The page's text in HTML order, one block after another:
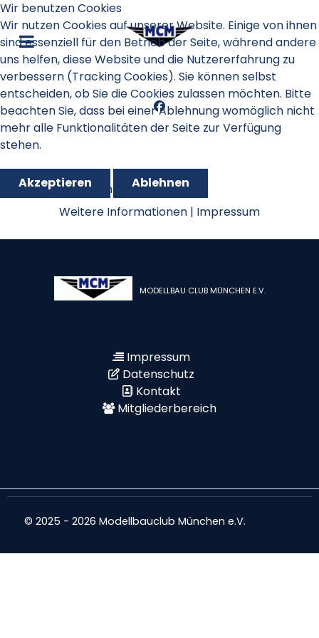
GPS Triangle 2023
MODELLBAU CLUB MÜNCHEN E.V.
Impressum
Datenschutz
Kontakt
Mitgliederbereich
© 2025 - 2026 Modellbauclub München e.V.
Wir benutzen Cookies
Wir nutzen Cookies auf unserer Website. Einige von ihnen
sind essenziell für den Betrieb der Seite, während andere
uns helfen, diese Website und die Nutzererfahrung zu
verbessern (Tracking Cookies). Sie können selbst
entscheiden, ob Sie die Cookies zulassen möchten. Bitte
beachten Sie, dass bei einer Ablehnung womöglich nicht
mehr alle Funktionalitäten der Seite zur Verfügung
stehen.
Akzeptieren
Ablehnen
Weitere Informationen | Impressum